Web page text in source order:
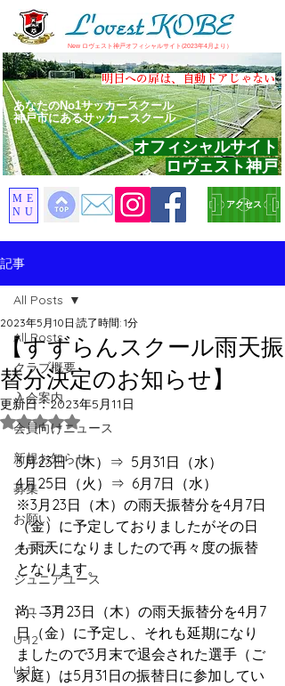
​New ロヴェスト神戸オフィシャルサイト(2023年4月より）
​明日への扉は、自動ドアじゃない
あなたのNo1サッカースクール
神戸市にあるサッカースクール
アクセス
オフィシャルサイト
ロヴェスト神戸
ME
NU
記事
All Posts
クラブ概要
入会案内
会員向けニュース
新規お知らせ
募集
お願い
クラブ
ジュニアユース
ジュニア
U-12
U-11
All Posts
【すずらんスクール雨天振
替分決定のお知らせ】
2023年5月10日 読了時間: 1分
更新日：2023年5月11日
5つ星のうちNaNと評価されています。
3月23日（木）⇒  5月31日（水）
4月25日（火）⇒  6月7日（水）
※3月23日（木）の雨天振替分を4月7日
（金）に予定しておりましたがその日
も雨天になりましたので再々度の振替
となります。
尚、3月23日（木）の雨天振替分を4月7
日（金）に予定し、それも延期になり
ましたので3月末で退会された選手（ご
家庭）は5月31日の振替日に参加してい